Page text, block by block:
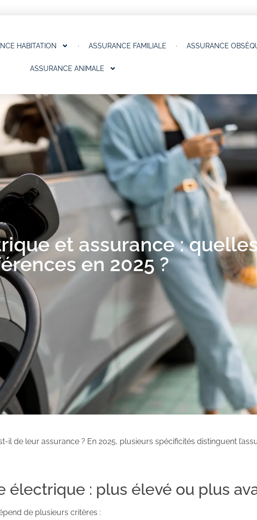
HABITATION ASSURANCE FAMILIALE ASSURANCE
ASSURANCE ANIMALE
et assurance :
en 2025 ?
il de leur assurance ? En 2025, plusieurs spécificités distinguent
électrique : plus élevé ou plus
de plusieurs critères :